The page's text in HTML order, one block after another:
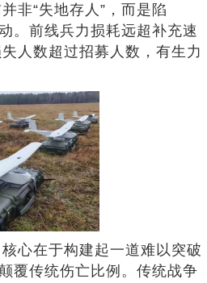
非“失地存人”，而是陷
。前线兵力损耗远超补充速
人数超过招募人数，有生力
心在于构建起一道难以突破
覆传统伤亡比例。传统战争